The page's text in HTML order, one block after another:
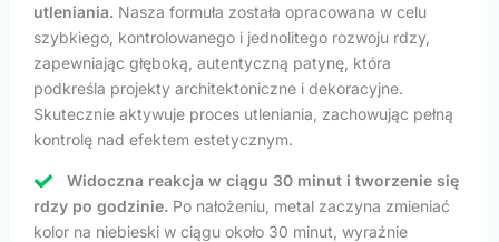
utleniania. Nasza formuła została opracowana w celu
szybkiego, kontrolowanego i jednolitego rozwoju rdzy,
zapewniając głęboką, autentyczną patynę, która
podkreśla projekty architektoniczne i dekoracyjne.
Skutecznie aktywuje proces utleniania, zachowując pełną
kontrolę nad efektem estetycznym.
Widoczna reakcja w ciągu 30 minut i tworzenie się
rdzy po godzinie. Po nałożeniu, metal zaczyna zmieniać
kolor na niebieski w ciągu około 30 minut, wyraźnie